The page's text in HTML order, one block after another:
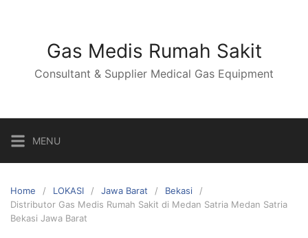
Gas Medis Rumah Sakit
Consultant & Supplier Medical Gas Equipment
MENU
Home LOKASI Jawa Barat
Bekasi
Distributor Gas Medis Rumah Sakit di Medan Satria Medan Satria
Bekasi Jawa Barat